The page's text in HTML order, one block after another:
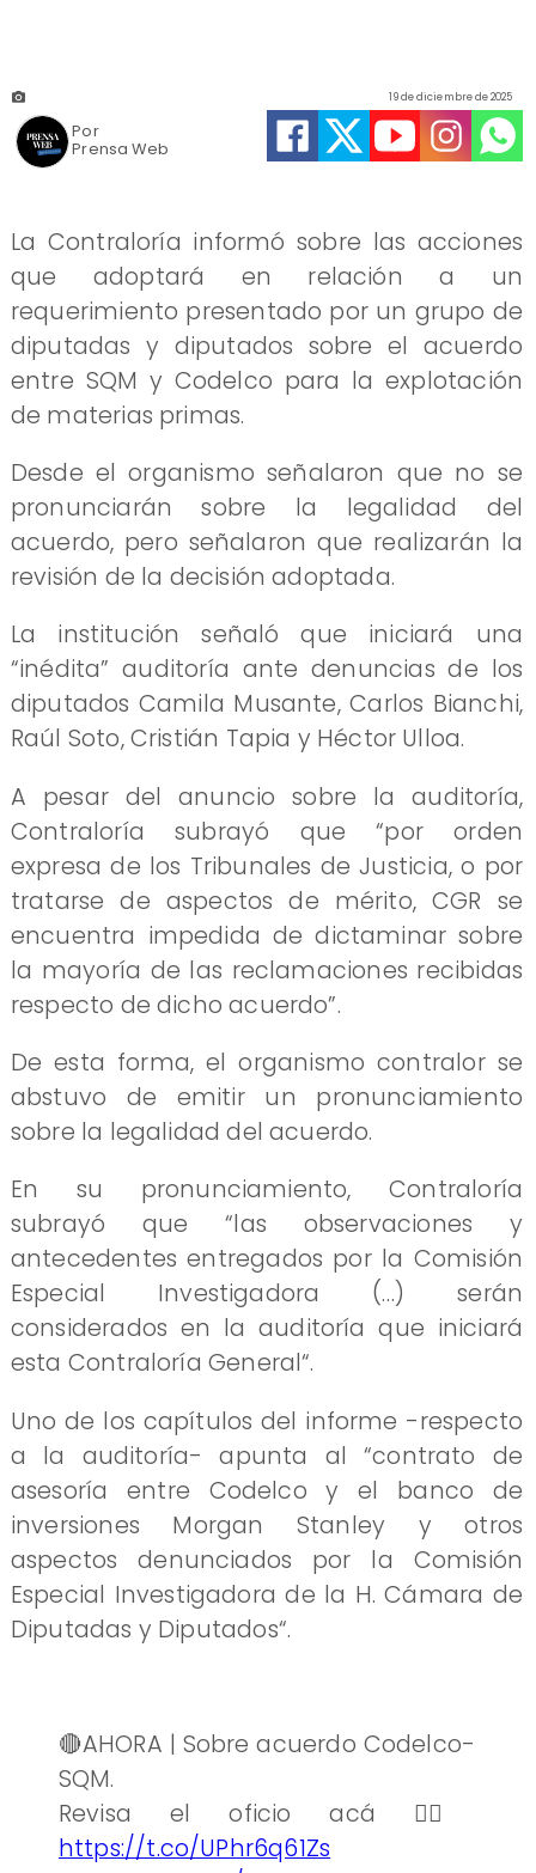
Prensa Web
19 de diciembre de 2025
Por
La Contraloría informó sobre las acciones
que adoptará en relación a un
requerimiento presentado por un grupo de
diputadas y diputados sobre el acuerdo
entre SQM y Codelco para la explotación
de materias primas.
Desde el organismo señalaron que no se
pronunciarán sobre la legalidad del
acuerdo, pero señalaron que realizarán la
revisión de la decisión adoptada.
La institución señaló que iniciará una
“inédita” auditoría ante denuncias de los
diputados Camila Musante, Carlos Bianchi,
Raúl Soto, Cristián Tapia y Héctor Ulloa.
A pesar del anuncio sobre la auditoría,
Contraloría subrayó que “por orden
expresa de los Tribunales de Justicia, o por
tratarse de aspectos de mérito, CGR se
encuentra impedida de dictaminar sobre
la mayoría de las reclamaciones recibidas
respecto de dicho acuerdo”.
De esta forma, el organismo contralor se
abstuvo de emitir un pronunciamiento
sobre la legalidad del acuerdo.
En su pronunciamiento, Contraloría
subrayó que “las observaciones y
antecedentes entregados por la Comisión
Especial Investigadora (…) serán
considerados en la auditoría que iniciará
esta Contraloría General“.
Uno de los capítulos del informe -respecto
a la auditoría- apunta al “contrato de
asesoría entre Codelco y el banco de
inversiones Morgan Stanley y otros
aspectos denunciados por la Comisión
Especial Investigadora de la H. Cámara de
Diputadas y Diputados“.
🔴AHORA | Sobre acuerdo Codelco-
SQM.
Revisa el oficio acá 👉🏻
https://t.co/UPhr6q61Zs